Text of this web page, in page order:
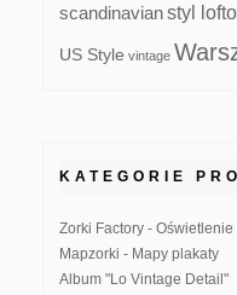
scandinavianstyl
US Style vintage
KATEGORIE
Zorki Factory - Oświetlenie
Mapzorki - Mapy plakaty
Album "Lo Vintage Detail"